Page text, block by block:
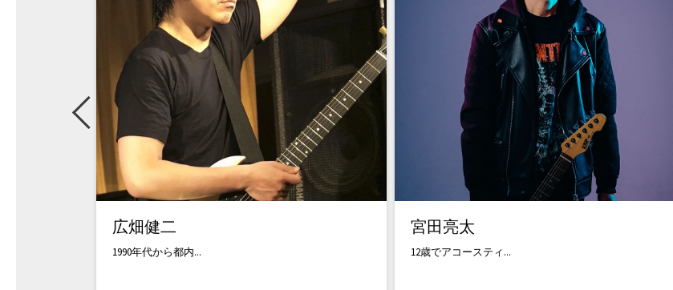
広畑健二
1990年代から都内...
宮田亮太
12歳でアコースティ...